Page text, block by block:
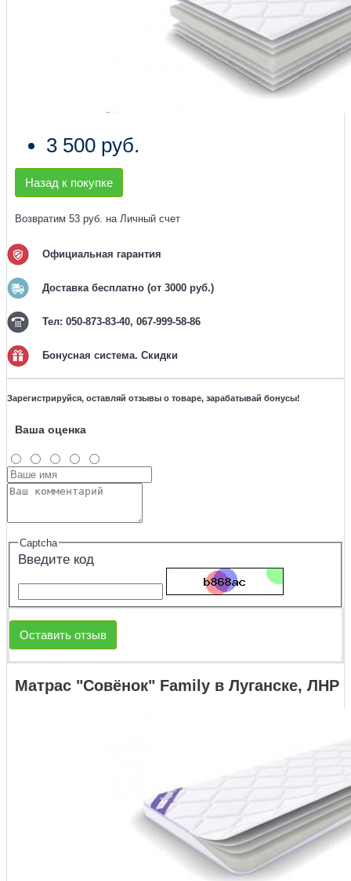
3 500 руб.
Назад к покупке
Возвратим 53 руб. на Личный счет
Официальная гарантия
Доставка бесплатно (от 3000 руб.)
Тел: 050-873-83-40, 067-999-58-86
Бонусная система. Скидки
Зарегистрируйся, оставляй отзывы о товаре, зарабатывай бонусы!
Ваша оценка
Captcha
Введите код
Оставить отзыв
Матрас "Совёнок" Family в Луганске, ЛНР